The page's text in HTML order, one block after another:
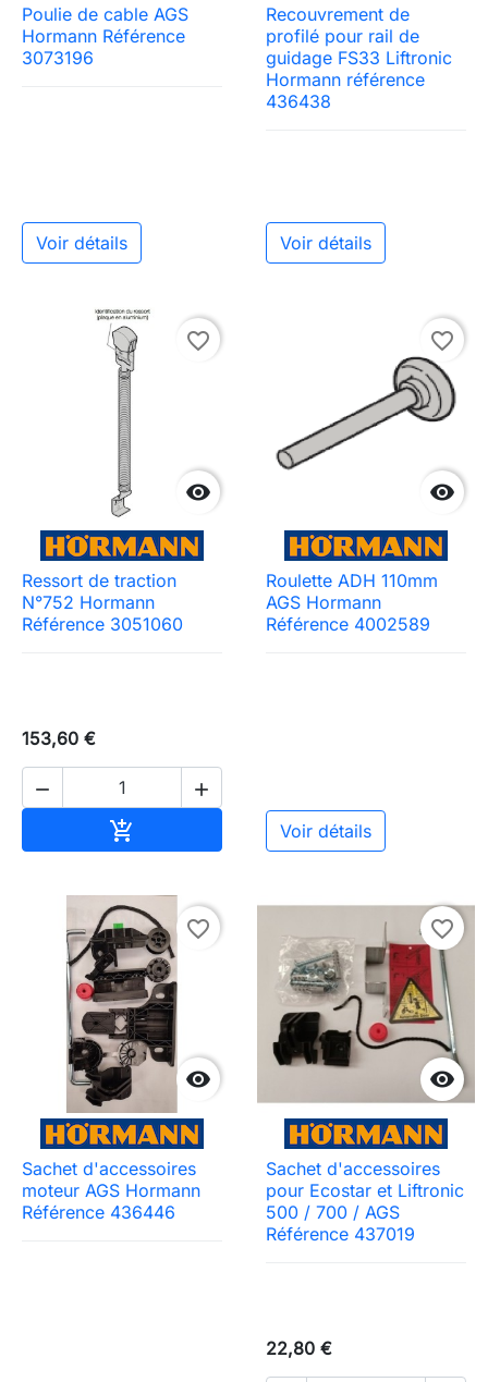
Poulie de cable AGS
Hormann Référence
3073196
Voir détails
Recouvrement de
profilé pour rail de
guidage FS33 Liftronic
Hormann référence
436438
Voir détails

favorite_border
Ressort de traction
N°752 Hormann
Référence 3051060
153,60 €
 


favorite_border
Roulette ADH 110mm
AGS Hormann
Référence 4002589
Voir détails

favorite_border
Sachet d'accessoires
moteur AGS Hormann
Référence 436446

favorite_border
Sachet d'accessoires
pour Ecostar et Liftronic
500 / 700 / AGS
Référence 437019
22,80 €